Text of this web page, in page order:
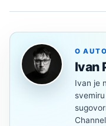
O
Ivan
Ivan je